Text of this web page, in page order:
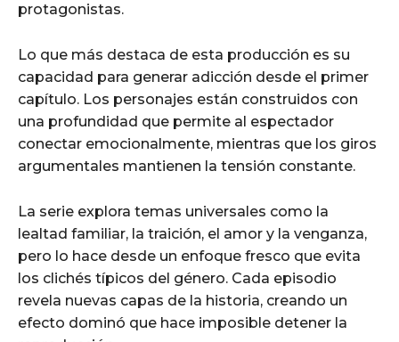
protagonistas.
Lo que más destaca de esta producción es su
capacidad para generar adicción desde el primer
capítulo. Los personajes están construidos con
una profundidad que permite al espectador
conectar emocionalmente, mientras que los giros
argumentales mantienen la tensión constante.
La serie explora temas universales como la
lealtad familiar, la traición, el amor y la venganza,
pero lo hace desde un enfoque fresco que evita
los clichés típicos del género. Cada episodio
revela nuevas capas de la historia, creando un
efecto dominó que hace imposible detener la